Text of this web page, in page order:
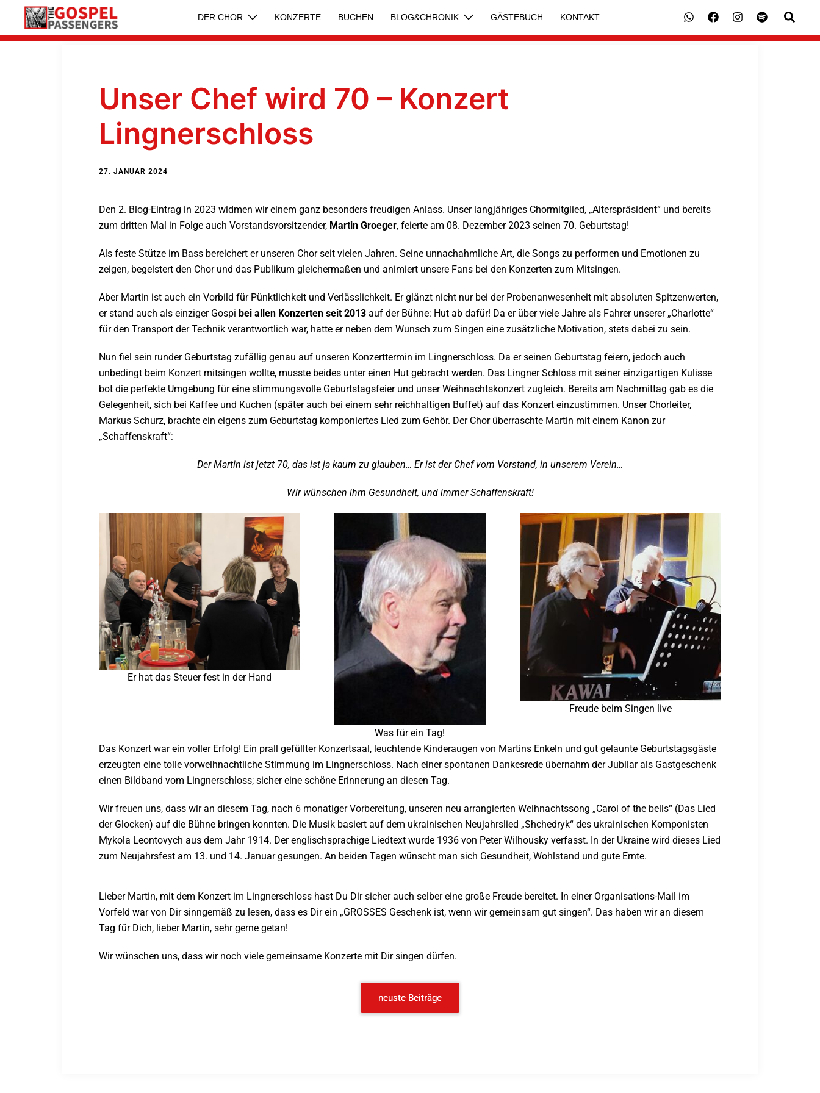
DER CHOR KONZERTE BUCHEN BLOG&CHRONIK GÄSTEBUCH KONTAKT
Unser Chef wird 70 – Konzert
Lingnerschloss
27. JANUAR 2024
Den 2. Blog-Eintrag in 2023 widmen wir einem ganz besonders freudigen Anlass. Unser langjähriges Chormitglied, „Alterspräsident“ und bereits
zum dritten Mal in Folge auch Vorstandsvorsitzender, Martin Groeger, feierte am 08. Dezember 2023 seinen 70. Geburtstag!
Als feste Stütze im Bass bereichert er unseren Chor seit vielen Jahren. Seine unnachahmliche Art, die Songs zu performen und Emotionen zu
zeigen, begeistert den Chor und das Publikum gleichermaßen und animiert unsere Fans bei den Konzerten zum Mitsingen.
Aber Martin ist auch ein Vorbild für Pünktlichkeit und Verlässlichkeit. Er glänzt nicht nur bei der Probenanwesenheit mit absoluten Spitzenwerten,
er stand auch als einziger Gospi bei allen Konzerten seit 2013 auf der Bühne: Hut ab dafür! Da er über viele Jahre als Fahrer unserer „Charlotte“
für den Transport der Technik verantwortlich war, hatte er neben dem Wunsch zum Singen eine zusätzliche Motivation, stets dabei zu sein.
Nun fiel sein runder Geburtstag zufällig genau auf unseren Konzerttermin im Lingnerschloss. Da er seinen Geburtstag feiern, jedoch auch
unbedingt beim Konzert mitsingen wollte, musste beides unter einen Hut gebracht werden. Das Lingner Schloss mit seiner einzigartigen Kulisse
bot die perfekte Umgebung für eine stimmungsvolle Geburtstagsfeier und unser Weihnachtskonzert zugleich. Bereits am Nachmittag gab es die
Gelegenheit, sich bei Kaffee und Kuchen (später auch bei einem sehr reichhaltigen Buffet) auf das Konzert einzustimmen. Unser Chorleiter,
Markus Schurz, brachte ein eigens zum Geburtstag komponiertes Lied zum Gehör. Der Chor überraschte Martin mit einem Kanon zur
„Schaffenskraft“:
Der Martin ist jetzt 70, das ist ja kaum zu glauben… Er ist der Chef vom Vorstand, in unserem Verein…
Wir wünschen ihm Gesundheit, und immer Schaffenskraft!
Er hat das Steuer fest in der Hand
Was für ein Tag!
Freude beim Singen live
Das Konzert war ein voller Erfolg! Ein prall gefüllter Konzertsaal, leuchtende Kinderaugen von Martins Enkeln und gut gelaunte Geburtstagsgäste
erzeugten eine tolle vorweihnachtliche Stimmung im Lingnerschloss. Nach einer spontanen Dankesrede übernahm der Jubilar als Gastgeschenk
einen Bildband vom Lingnerschloss; sicher eine schöne Erinnerung an diesen Tag.
Wir freuen uns, dass wir an diesem Tag, nach 6 monatiger Vorbereitung, unseren neu arrangierten Weihnachtssong „Carol of the bells“ (Das Lied
der Glocken) auf die Bühne bringen konnten. Die Musik basiert auf dem ukrainischen Neujahrslied „Shchedryk“ des ukrainischen Komponisten
Mykola Leontovych aus dem Jahr 1914. Der englischsprachige Liedtext wurde 1936 von Peter Wilhousky verfasst. In der Ukraine wird dieses Lied
zum Neujahrsfest am 13. und 14. Januar gesungen. An beiden Tagen wünscht man sich Gesundheit, Wohlstand und gute Ernte.
Lieber Martin, mit dem Konzert im Lingnerschloss hast Du Dir sicher auch selber eine große Freude bereitet. In einer Organisations-Mail im
Vorfeld war von Dir sinngemäß zu lesen, dass es Dir ein „GROSSES Geschenk ist, wenn wir gemeinsam gut singen“. Das haben wir an diesem
Tag für Dich, lieber Martin, sehr gerne getan!
Wir wünschen uns, dass wir noch viele gemeinsame Konzerte mit Dir singen dürfen.
neuste Beiträge